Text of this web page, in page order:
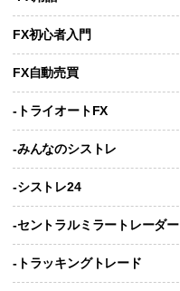
FX初心者入門
FX自動売買
-トライオートFX
-みんなのシストレ
-シストレ24
-セントラルミラートレーダー
-トラッキングトレード